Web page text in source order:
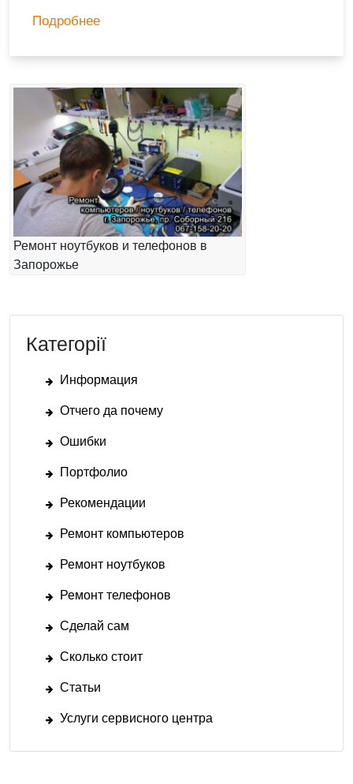
Подробнее
Ремонт ноутбуков и телефонов в
Запорожье
Категорії
Информация
Отчего да почему
Ошибки
Портфолио
Рекомендации
Ремонт компьютеров
Ремонт ноутбуков
Ремонт телефонов
Сделай сам
Сколько стоит
Статьи
Услуги сервисного центра